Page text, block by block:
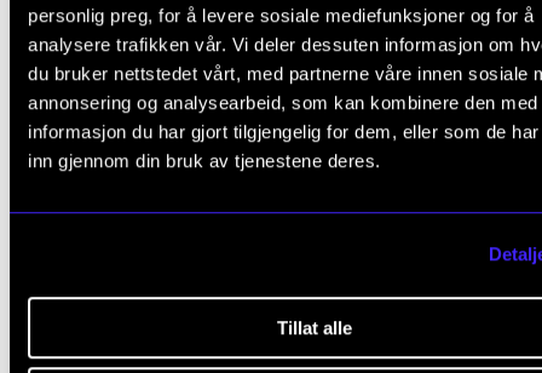
personlig preg, for å levere sosiale mediefunksjoner og for å
analysere trafikken vår. Vi deler dessuten informasjon om
du bruker nettstedet vårt, med partnerne våre innen sosiale
annonsering og analysearbeid, som kan kombinere den med
informasjon du har gjort tilgjengelig for dem, eller som de
inn gjennom din bruk av tjenestene deres.
Tillat alle
Du er hovedpersonen i studiet og i din egen utvikling. Vi
deg på veien. På Musikkhøgskolen går ingen på akkord
den musikalske bakgrunnen sin – den blir bare utvidet.
Gode lokaler
Om du elsker å arrangere festivaler, delta i
Europas beste og mest moderne lokaler for